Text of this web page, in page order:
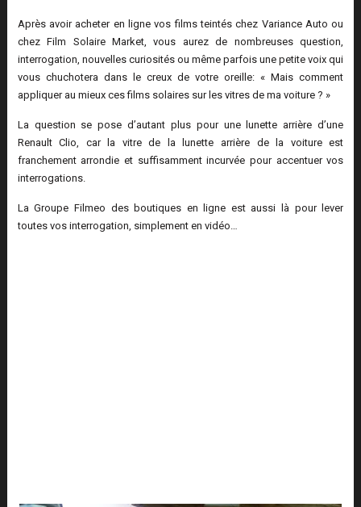
Après avoir acheter en ligne vos films teintés chez Variance Auto ou
chez Film Solaire Market, vous aurez de nombreuses question,
interrogation, nouvelles curiosités ou même parfois une petite voix qui
vous chuchotera dans le creux de votre oreille: « Mais comment
appliquer au mieux ces films solaires sur les vitres de ma voiture ? »
La question se pose d’autant plus pour une lunette arrière d’une
Renault Clio, car la vitre de la lunette arrière de la voiture est
franchement arrondie et suffisamment incurvée pour accentuer vos
interrogations.
La Groupe Filmeo des boutiques en ligne est aussi là pour lever
toutes vos interrogation, simplement en vidéo…